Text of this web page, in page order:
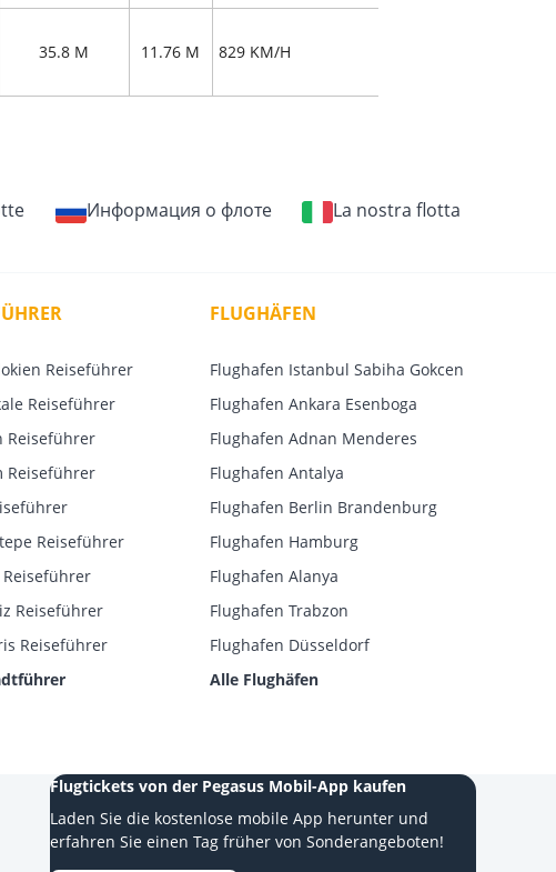
35.8 M 11.76 M 829 KM/H
Информация о флоте
La nostra flotta
Reiseführer
Reiseführer
Reiseführer
Reiseführer
Reiseführer
Reiseführer
Reiseführer
FLUGHÄFEN
Flughafen Istanbul Sabiha Gokcen
Flughafen Ankara Esenboga
Flughafen Adnan Menderes
Flughafen Antalya
Flughafen Berlin Brandenburg
Flughafen Hamburg
Flughafen Alanya
Flughafen Trabzon
Flughafen Düsseldorf
Alle Flughäfen
Flugtickets von der Pegasus Mobil-App kaufen
Laden Sie die kostenlose mobile App herunter und
erfahren Sie einen Tag früher von Sonderangeboten!